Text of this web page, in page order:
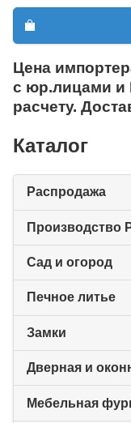
Цена
с юр.лицами и
расчету.
Каталог
Распродажа
Производство
Сад и огород
Печное литье
Замки
Дверная и
Мебельная